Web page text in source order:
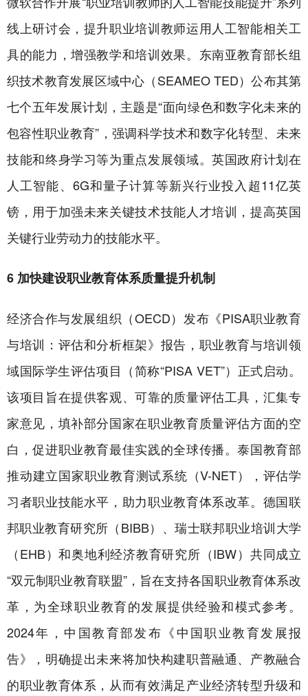
线上研讨会，提升职业培训教师运用人工智能相关工
具的能力，增强教学和培训效果。东南亚教育部长组
织技术教育发展区域中心（SEAMEO TED）公布其第
七个五年发展计划，主题是“面向绿色和数字化未来的
包容性职业教育”，强调科学技术和数字化转型、未来
技能和终身学习等为重点发展领域。英国政府计划在
人工智能、6G和量子计算等新兴行业投入超11亿英
镑，用于加强未来关键技术技能人才培训，提高英国
关键行业劳动力的技能水平。
6 加快建设职业教育体系质量提升机制
经济合作与发展组织（OECD）发布《PISA职业教育
与培训：评估和分析框架》报告，职业教育与培训领
域国际学生评估项目（简称“PISA VET”）正式启动。
该项目旨在提供客观、可靠的质量评估工具，汇集专
家意见，填补部分国家在职业教育质量评估方面的空
白，促进职业教育最佳实践的全球传播。泰国教育部
推动建立国家职业教育测试系统（V-NET），评估学
习者职业技能水平，助力职业教育体系改革。德国联
邦职业教育研究所（BIBB）、瑞士联邦职业培训大学
（EHB）和奥地利经济教育研究所（IBW）共同成立
“双元制职业教育联盟”，旨在支持各国职业教育体系改
革，为全球职业教育的发展提供经验和模式参考。
2024年，中国教育部发布《中国职业教育发展报
告》，明确提出未来将加快构建职普融通、产教融合
的职业教育体系，从而有效满足产业经济转型升级和